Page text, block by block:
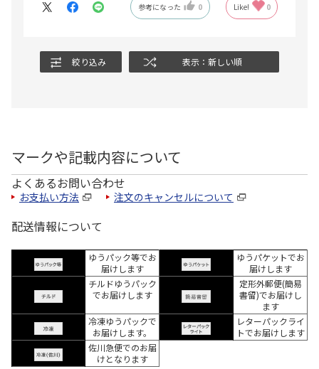
参考になった 0 Like! 0
絞り込み 表示：新しい順
マークや記載内容について
よくあるお問い合わせ
お支払い方法 注文のキャンセルについて
配送情報について
ゆうパック等でお
届けします
ゆうパケットでお
届けします
チルドゆうパック
でお届けします
定形外郵便(簡易
書留)でお届けし
ます
冷凍ゆうパックで
お届けします。
レターパックライ
トでお届けします
佐川急便でのお届
けとなります